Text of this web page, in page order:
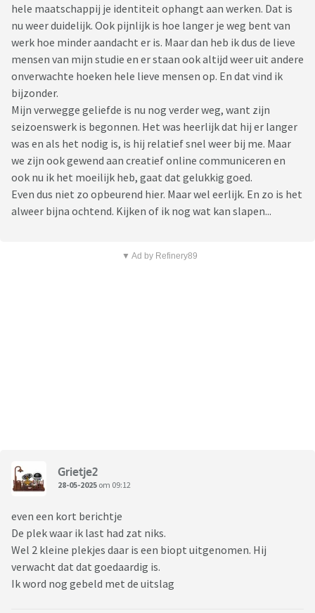
hele maatschappij je identiteit ophangt aan werken. Dat is
nu weer duidelijk. Ook pijnlijk is hoe langer je weg bent van
werk hoe minder aandacht er is. Maar dan heb ik dus de lieve
mensen van mijn studie en er staan ook altijd weer uit andere
onverwachte hoeken hele lieve mensen op. En dat vind ik
bijzonder.
Mijn verwegge geliefde is nu nog verder weg, want zijn
seizoenswerk is begonnen. Het was heerlijk dat hij er langer
was en als het nodig is, is hij relatief snel weer bij me. Maar
we zijn ook gewend aan creatief online communiceren en
ook nu ik het moeilijk heb, gaat dat gelukkig goed.
Even dus niet zo opbeurend hier. Maar wel eerlijk. En zo is het
alweer bijna ochtend. Kijken of ik nog wat kan slapen...
▼ Ad by Refinery89
Grietje2
28-05-2025 om 09:12
even een kort berichtje
De plek waar ik last had zat niks.
Wel 2 kleine plekjes daar is een biopt uitgenomen. Hij
verwacht dat dat goedaardig is.
Ik word nog gebeld met de uitslag